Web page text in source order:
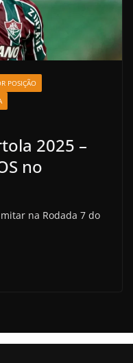
POSIÇÃO
2025 –
no
na Rodada 7 do